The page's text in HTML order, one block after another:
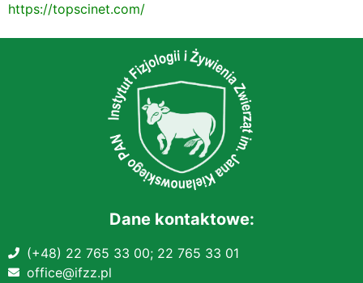
https://topscinet.com/
Dane kontaktowe:
(+48) 22 765 33 00; 22 765 33 01
office@ifzz.pl